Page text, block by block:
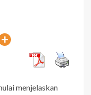
menjelaskan